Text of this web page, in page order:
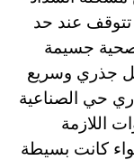
تتوقف عند حد
جسيمة
جذري وسريع
حي الصناعية
اللازمة
كانت بسيطة